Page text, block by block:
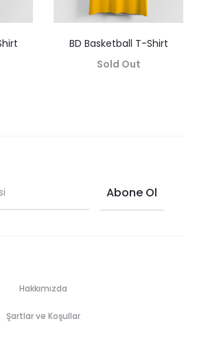
BD Basketball T-Shirt
Sold Out
Hakkımızda
Şartlar ve Koşullar